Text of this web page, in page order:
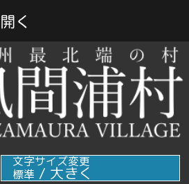
文字サイズ変更
標準 / 大きく